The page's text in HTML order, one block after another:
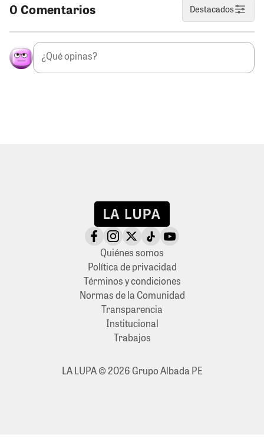
0 Comentarios Destacados
Quiénes somos
Política de privacidad
Términos y condiciones
Normas de la Comunidad
Transparencia
Institucional
Trabajos
LA LUPA © 2026 Grupo Albada PE